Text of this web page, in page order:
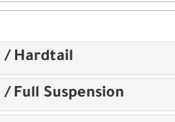
/ Hardtail
Full Suspension